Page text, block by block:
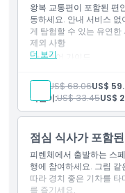
왕복 교통편이 포함된 편
동하세요. 안내 서비스 없
게 탐험할 수 있는 유연한
더 보기
제외 사항
투어 가이드
식사 및 음료
기타 개인 비용
레반토/라 스페치아
포함 사항
영어를 구사하는 직원
만남 장소까지 왕복
에어컨이 설치된 코
성인: US$ 68.06US$
어린이:US$ 33.45US$
점심 식사가 포함
피렌체에서 출발하는 스
행에 참여하세요. 그림
따라 경치 좋은 기차를
를 즐기세요.